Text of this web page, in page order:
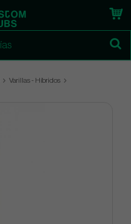
Varillas - Híbridos